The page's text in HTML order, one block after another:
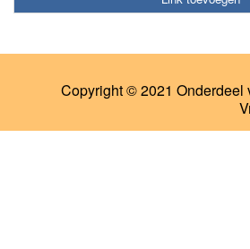
Copyright © 2021 Onderdeel